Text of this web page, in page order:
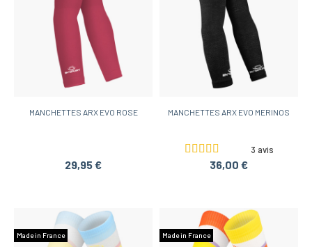
MANCHETTES ARX EVO ROSE
29,95 €
MANCHETTES ARX EVO MERINOS
3 avis
36,00 €
Made in France Made in France